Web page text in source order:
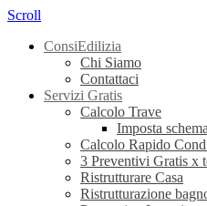
Scroll
ConsiEdilizia
Chi Siamo
Contattaci
Servizi Gratis
Calcolo Trave
Imposta schema
Calcolo Rapido
3 Preventivi Gratis x
Ristrutturare Casa
Ristrutturazione